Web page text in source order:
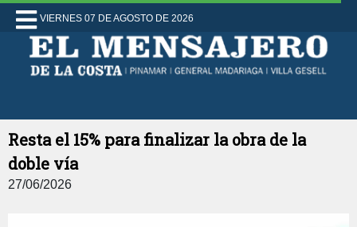
VIERNES 07 DE AGOSTO DE 2026
Resta el 15% para finalizar la obra de la
doble vía
27/06/2026